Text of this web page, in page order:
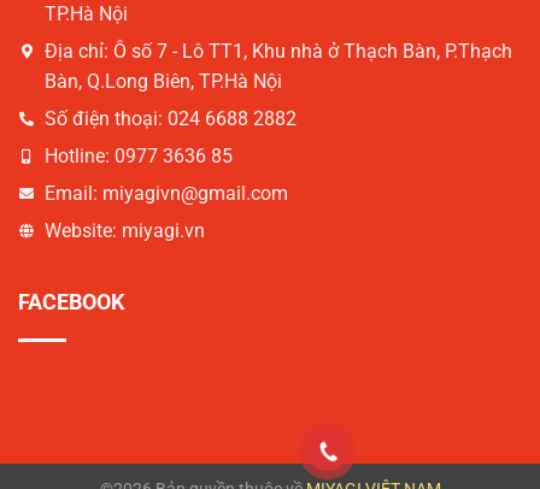
TP.Hà Nội
Địa chỉ: Ô số 7 - Lô TT1, Khu nhà ở Thạch Bàn, P.Thạch
Bàn, Q.Long Biên, TP.Hà Nội
Số điện thoại: 024 6688 2882
Hotline: 0977 3636 85
Email: miyagivn@gmail.com
Website: miyagi.vn
FACEBOOK